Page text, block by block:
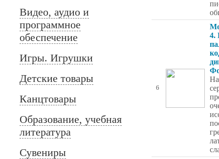
Видео, аудио и
программное
обеспечение
Игры. Игрушки
Детские товары
Канцтовары
Образование, учебная
литература
Сувениры
6
4.